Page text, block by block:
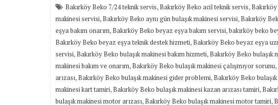
Bakırköy Beko 7/24 teknik servis,Bakırköy Beko acil teknik servis,
makinesi servisi,Bakırköy Beko aynı gün bulaşık makinesi servisi,Bakırköy
eşya bakım onarım,Bakırköy Beko beyaz eşya bakım servisi,bakırköy beko
Bakırköy Beko beyaz eşya teknik destek hizmeti,Bakırköy Beko beyaz eşya
servisi,Bakırköy Beko bulaşık makinesi bakım hizmeti,Bakırköy Beko bulaşık
makinesi bakım ve onarım,Bakırköy Beko bulaşık makinesi çalışmıyor sorunu,
arızası,Bakırköy Beko bulaşık makinesi gider problemi,Bakırköy Beko
makinesi kart tamiri,Bakırköy Beko bulaşık makinesi kazan arızası tamiri,
bulaşık makinesi motor arızası,Bakırköy Beko bulaşık makinesi motor tamiri,